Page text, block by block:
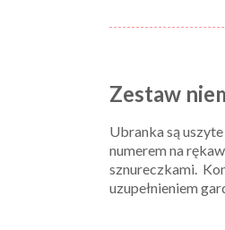
Zestaw
Ubranka są
numerem na
sznureczkami.
uzupełnieniem